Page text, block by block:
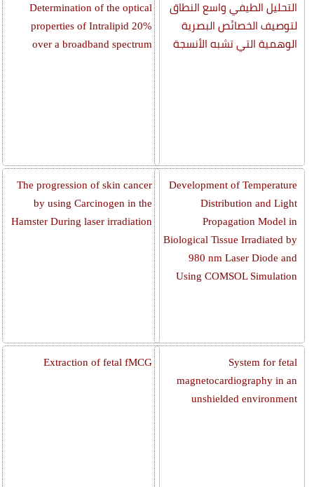
التحليل الطيفي واسع النطاق
لتوصيف الخصائص البصرية
الوهمية التي تشبه الأنسجة
Development of Temperature
Distribution and Light
Propagation Model in
Biological Tissue Irradiated by
980 nm Laser Diode and
Using COMSOL Simulation
System for fetal
magnetocardiography in an
unshielded environment
Determination of the optical
properties of Intralipid 20%
over a broadband spectrum
The progression of skin cancer
by using Carcinogen in the
Hamster During laser irradiation
Extraction of fetal fMCG